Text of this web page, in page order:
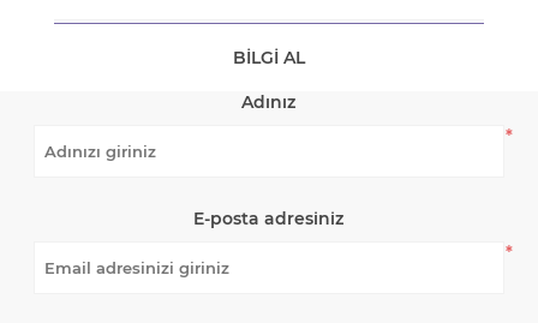
BILGI AL
Adınız
*
E-posta adresiniz
*